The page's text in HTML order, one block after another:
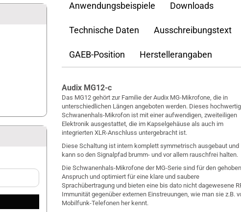
Anwendungsbeispiele Downloads
Technische Daten Ausschreibungstext
GAEB-Position Herstellerangaben
Audix MG12-c
Das MG12 gehört zur Familie der Audix MG-Mikrofone, die in
unterschiedlichen Längen angeboten werden. Dieses
Schwanenhals-Mikrofon ist mit einer aufwendigen, zweiteiligen
Elektronik ausgestattet, die im Kapselgehäuse als auch im
integrierten XLR-Anschluss untergebracht ist.
Diese Schaltung ist intern komplett symmetrisch ausgebaut und
kann so den Signalpfad brumm- und vor allem rauschfrei halten.
Die Schwanenhals-Mikrofone der MG-Serie sind für den
Anspruch und optimiert für eine klare und saubere
Sprachübertragung und bieten eine bis dato nicht dagewesene
Immunität gegenüber externen Einstreuungen, wie man sie z.B.
Mobilfunk-Telefonen her kennt.